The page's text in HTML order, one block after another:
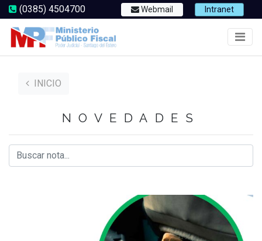
(0385) 4504700 Webmail Intranet
INICIO
NOVEDADES